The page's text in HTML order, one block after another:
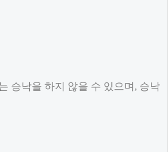
승낙을 하지 않을 수 있으며, 승낙